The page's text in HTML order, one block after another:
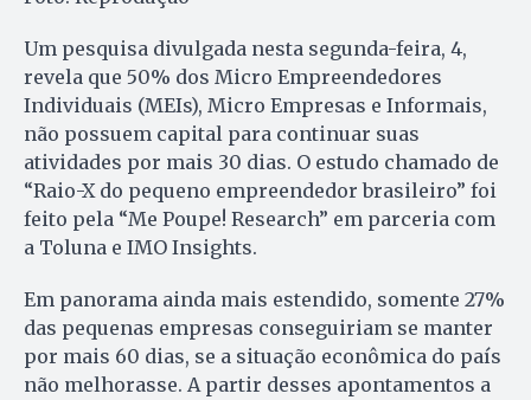
Um pesquisa divulgada nesta segunda-feira, 4,
revela que 50% dos Micro Empreendedores
Individuais (MEIs), Micro Empresas e Informais,
não possuem capital para continuar suas
atividades por mais 30 dias. O estudo chamado de
“Raio-X do pequeno empreendedor brasileiro” foi
feito pela “Me Poupe! Research” em parceria com
a Toluna e IMO Insights.
Em panorama ainda mais estendido, somente 27%
das pequenas empresas conseguiriam se manter
por mais 60 dias, se a situação econômica do país
não melhorasse. A partir desses apontamentos a